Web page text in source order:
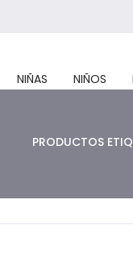
NIÑAS NIÑOS
PRODUCTOS